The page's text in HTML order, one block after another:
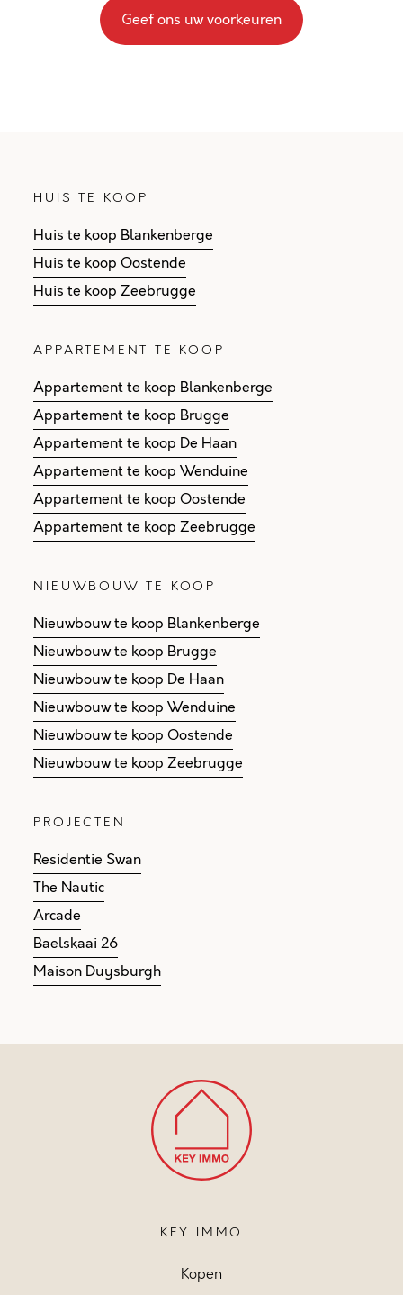
Geef ons uw voorkeuren
HUIS TE KOOP
Huis te koop Blankenberge
Huis te koop Oostende
Huis te koop Zeebrugge
APPARTEMENT TE KOOP
Appartement te koop Blankenberge
Appartement te koop Brugge
Appartement te koop De Haan
Appartement te koop Wenduine
Appartement te koop Oostende
Appartement te koop Zeebrugge
NIEUWBOUW TE KOOP
Nieuwbouw te koop Blankenberge
Nieuwbouw te koop Brugge
Nieuwbouw te koop De Haan
Nieuwbouw te koop Wenduine
Nieuwbouw te koop Oostende
Nieuwbouw te koop Zeebrugge
PROJECTEN
Residentie Swan
The Nautic
Arcade
Baelskaai 26
Maison Duysburgh
KEY IMMO
Kopen